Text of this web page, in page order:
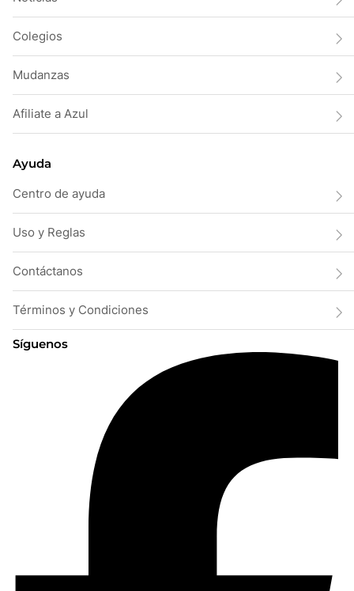
Colegios
Mudanzas
Afiliate a Azul
Ayuda
Centro de ayuda
Uso y Reglas
Contáctanos
Términos y Condiciones
Síguenos